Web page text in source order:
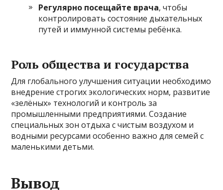
Регулярно посещайте врача, чтобы
контролировать состояние дыхательных
путей и иммунной системы ребёнка.
Роль общества и государства
Для глобального улучшения ситуации необходимо
внедрение строгих экологических норм, развитие
«зелёных» технологий и контроль за
промышленными предприятиями. Создание
специальных зон отдыха с чистым воздухом и
водными ресурсами особенно важно для семей с
маленькими детьми.
Вывод